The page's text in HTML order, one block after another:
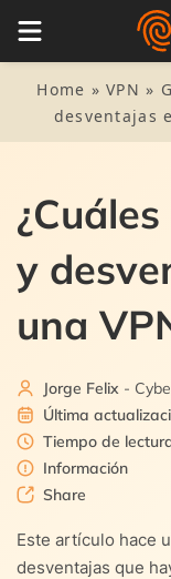
Home »VPN »
desventajas
y
una
Jorge Felix -
Última
Tiempo de
Información
Share
Este artículo hace
desventajas que
Tabla de
desventajas
3. VPN: Ventajas y
4.
Los mejores
4.3. 3. Surfshark
5. Los peligros de
Una palabra
empresas
6.1. Ventajas y
7.
Cada día es más
7.1. Hay redes
7.2. Mayor uso
8. ¿Una VPN me
9. ¿ME protegerá